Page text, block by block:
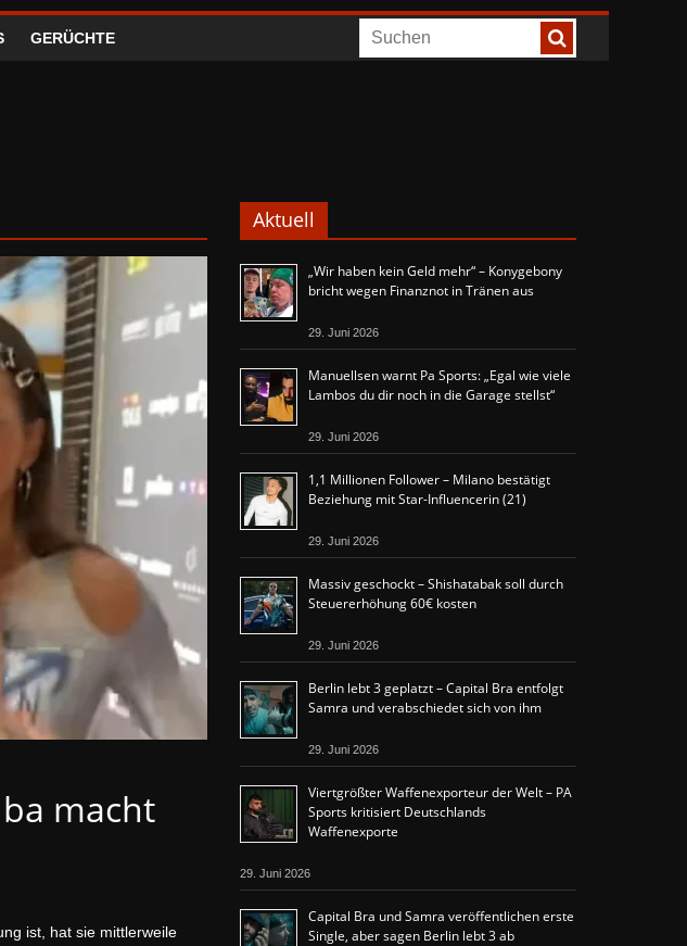
GERÜCHTE
macht
ist, hat sie mittlerweile
Aktuell
„Wir haben kein Geld mehr“ – Konygebony
bricht wegen Finanznot in Tränen aus
29. Juni 2026
Manuellsen warnt Pa Sports: „Egal wie viele
Lambos du dir noch in die Garage stellst“
29. Juni 2026
1,1 Millionen Follower – Milano bestätigt
Beziehung mit Star-Influencerin (21)
29. Juni 2026
Massiv geschockt – Shishatabak soll durch
Steuererhöhung 60€ kosten
29. Juni 2026
Berlin lebt 3 geplatzt – Capital Bra entfolgt
Samra und verabschiedet sich von ihm
29. Juni 2026
Viertgrößter Waffenexporteur der Welt – PA
Sports kritisiert Deutschlands
Waffenexporte
29. Juni 2026
Capital Bra und Samra veröffentlichen erste
Single, aber sagen Berlin lebt 3 ab